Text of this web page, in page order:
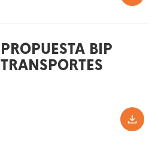
PROPUESTA BIP
TRANSPORTES